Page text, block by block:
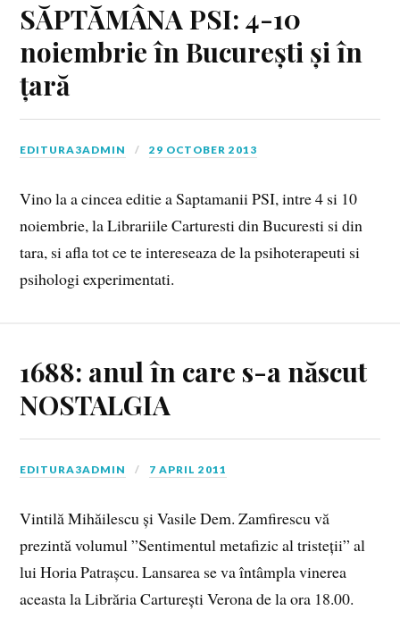
SĂPTĂMÂNA PSI: 4-10
noiembrie în București și în
țară
EDITURA3ADMIN 29 OCTOBER 2013
Vino la a cincea editie a Saptamanii PSI, intre 4 si 10
noiembrie, la Librariile Carturesti din Bucuresti si din
tara, si afla tot ce te intereseaza de la psihoterapeuti si
psihologi experimentati.
1688: anul în care s-a născut
NOSTALGIA
EDITURA3ADMIN 7 APRIL 2011
Vintilă Mihăilescu și Vasile Dem. Zamfirescu vă
prezintă volumul ”Sentimentul metafizic al tristeții” al
lui Horia Patrașcu. Lansarea se va întâmpla vinerea
aceasta la Librăria Carturești Verona de la ora 18.00.